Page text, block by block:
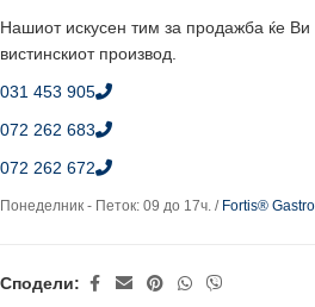
Нашиот искусен тим за продажба ќе Ви
вистинскиот производ.
031 453 905
072 262 683
072 262 672
Понеделник - Петок: 09 до 17ч. / Fortis®
Сподели: